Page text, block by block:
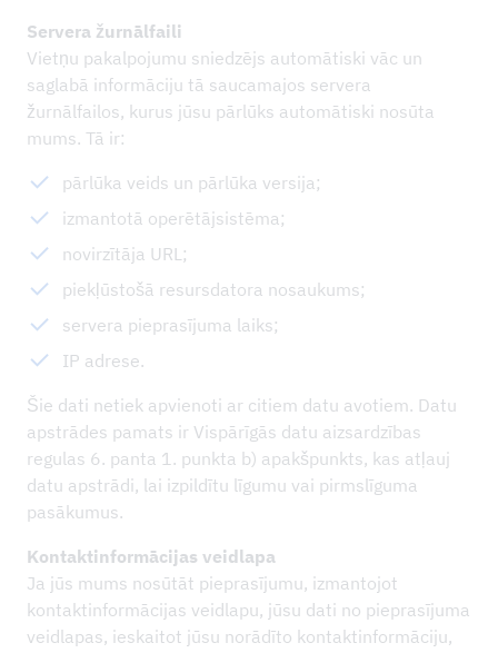
Servera žurnālfaili
Vietņu pakalpojumu sniedzējs automātiski vāc un
saglabā informāciju tā saucamajos servera
žurnālfailos, kurus jūsu pārlūks automātiski nosūta
mums. Tā ir:
pārlūka veids un pārlūka versija;
izmantotā operētājsistēma;
novirzītāja URL;
piekļūstošā resursdatora nosaukums;
servera pieprasījuma laiks;
IP adrese.
Šie dati netiek apvienoti ar citiem datu avotiem. Datu
apstrādes pamats ir Vispārīgās datu aizsardzības
regulas 6. panta 1. punkta b) apakšpunkts, kas atļauj
datu apstrādi, lai izpildītu līgumu vai pirmslīguma
pasākumus.
Kontaktinformācijas veidlapa
Ja jūs mums nosūtāt pieprasījumu, izmantojot
kontaktinformācijas veidlapu, jūsu dati no pieprasījuma
veidlapas, ieskaitot jūsu norādīto kontaktinformāciju,